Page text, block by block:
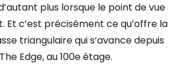
plus lorsque le point de vue
Et c’est précisément ce qu’offre la
triangulaire qui s’avance depuis
Edge, au 100e étage.